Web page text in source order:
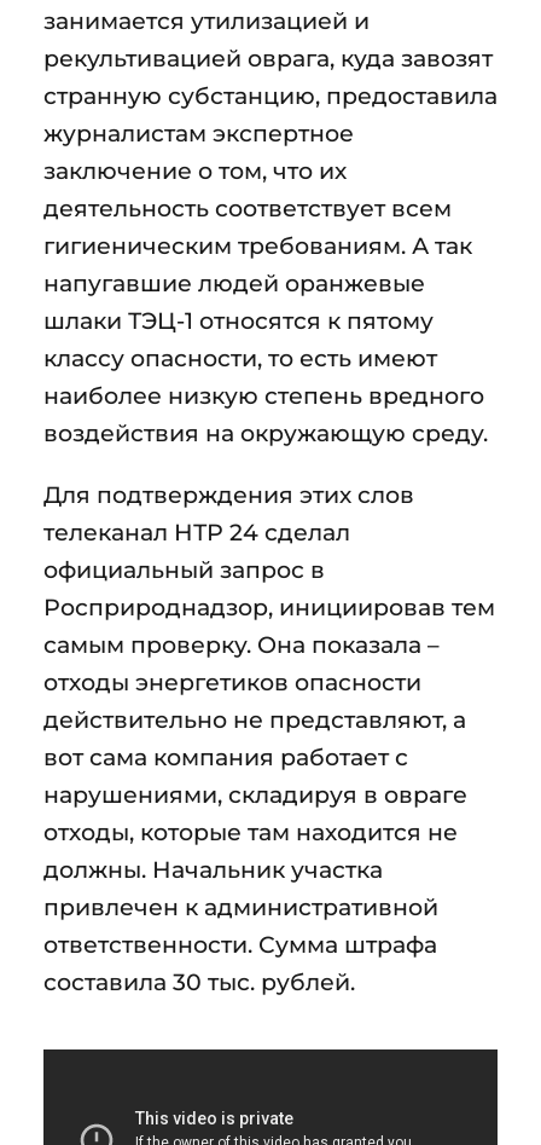
занимается утилизацией и
рекультивацией оврага, куда завозят
странную субстанцию, предоставила
журналистам экспертное
заключение о том, что их
деятельность соответствует всем
гигиеническим требованиям. А так
напугавшие людей оранжевые
шлаки ТЭЦ-1 относятся к пятому
классу опасности, то есть имеют
наиболее низкую степень вредного
воздействия на окружающую среду.
Для подтверждения этих слов
телеканал НТР 24 сделал
официальный запрос в
Росприроднадзор, инициировав тем
самым проверку. Она показала –
отходы энергетиков опасности
действительно не представляют, а
вот сама компания работает с
нарушениями, складируя в овраге
отходы, которые там находится не
должны. Начальник участка
привлечен к административной
ответственности. Сумма штрафа
составила 30 тыс. рублей.